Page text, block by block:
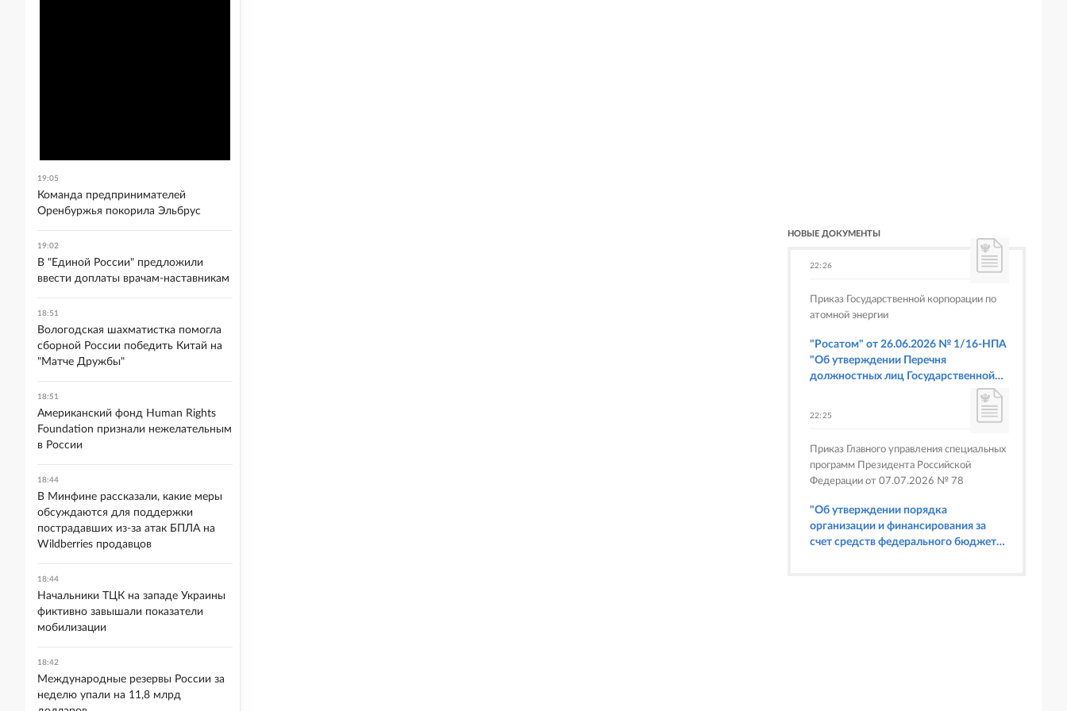
НОВЫЕ ДОКУМЕНТЫ
22:26
Приказ Государственной корпорации по
атомной энергии
"Росатом" от 26.06.2026 № 1/16-НПА
"Об утверждении Перечня
должностных лиц Государственной
корпорации по атомной энергии
предусмотренных статьями 6.3, 8.1,
9.4, 9.5 и 9.5.1, частью 3 статьи 9.16,
статьей 14.44, частью 1 статьи 19.4,
статьей 19.4.1, частями 6 и 15 статьи
19.5, статьями 19.6 и 19.7, частью 1
статьи 19.26, статьей 19.33, частями 1,
2, 2.1, 6 и 6.1 статьи 20.4 Кодекса
22:25
Приказ Главного управления специальных
программ Президента Российской
Федерации от 07.07.2026 № 78
"Об утверждении порядка
организации и финансирования за
счет средств федерального бюджета
19:05
Команда предпринимателей
Оренбуржья покорила Эльбрус
19:02
В "Единой России" предложили
ввести доплаты врачам-наставникам
18:51
Вологодская шахматистка помогла
сборной России победить Китай на
"Матче Дружбы"
18:51
Американский фонд Human Rights
Foundation признали нежелательным
в России
18:44
В Минфине рассказали, какие меры
обсуждаются для поддержки
пострадавших из-за атак БПЛА на
Wildberries продавцов
18:44
Начальники ТЦК на западе Украины
фиктивно завышали показатели
мобилизации
18:42
Международные резервы России за
неделю упали на 11,8 млрд